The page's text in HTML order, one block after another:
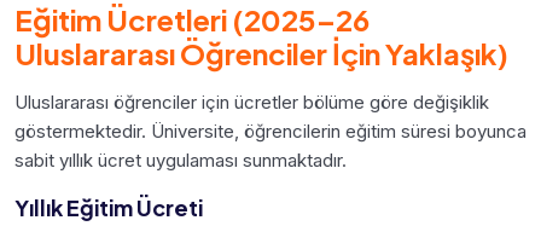
Eğitim Ücretleri (2025–26
Uluslararası Öğrenciler İçin Yaklaşık)
Uluslararası öğrenciler için ücretler bölüme göre değişiklik
göstermektedir. Üniversite, öğrencilerin eğitim süresi boyunca
sabit yıllık ücret uygulaması sunmaktadır.
Yıllık Eğitim Ücreti